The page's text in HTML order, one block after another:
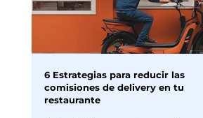
6 Estrategias para reducir las
comisiones de delivery en tu
restaurante